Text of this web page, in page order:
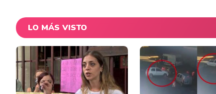
LO MÁS VISTO